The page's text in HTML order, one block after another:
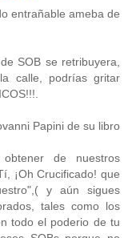
entrañable ameba de
SOB se retribuyera,
calle, podrías gritar
Papini de su libro
de nuestros
¡Oh Crucificado! que
y aún sigues
tales como los
todo el poderio de tu